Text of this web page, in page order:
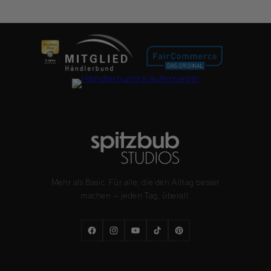
Mehr als Basic. Für alle, die den Alltag besser
machen — jeden Tag, überall.
FacebookInstagram
YouTubeTikTokPinterest